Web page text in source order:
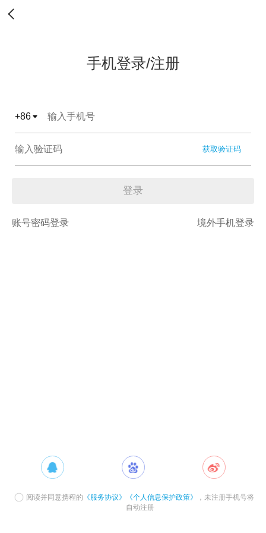
手机登录/注册
+86
获取验证码
登录
账号密码登录 境外手机登录
阅读并同意携程的 《服务协议》 《个人信息保护政策》
，未注册手机号将
自动注册